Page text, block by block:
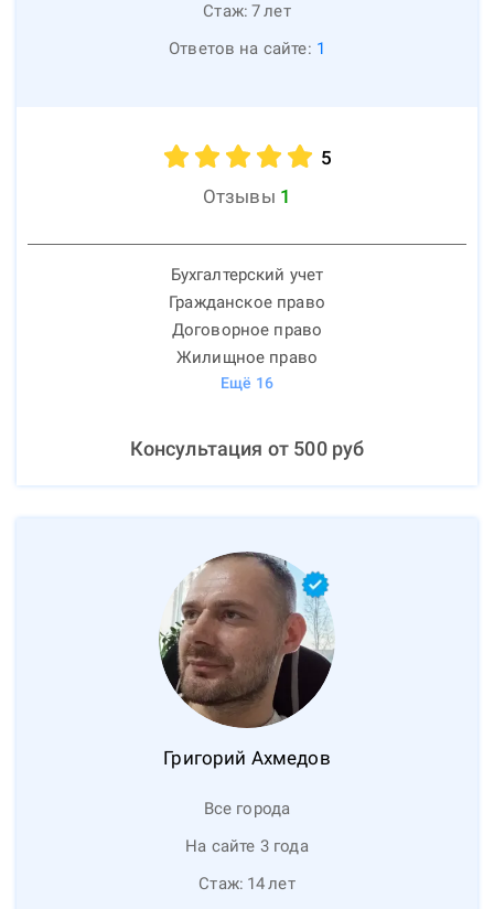
Стаж: 7лет
Ответов на сайте: 1
5
Отзывы 1
Бухгалтерский учет
Гражданское право
Договорное право
Жилищное право
Ещё 16
Консультация от 500руб
Григорий Ахмедов
Все города
На сайте 3 года
Стаж: 14лет